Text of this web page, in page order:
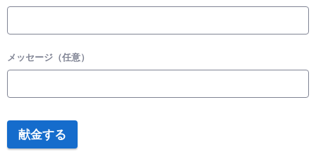
メッセージ（任意）
献金する